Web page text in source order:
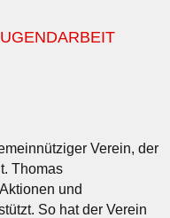
Verein, der
Thomas
und
So hat der Verein